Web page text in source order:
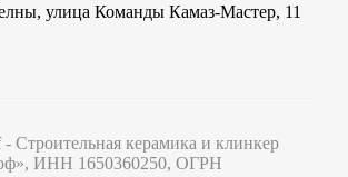
улица Команды Камаз-Мастер, 11
Строительная керамика и клинкер
ИНН 1650360250, ОГРН